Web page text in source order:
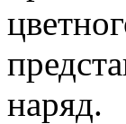
наряд.